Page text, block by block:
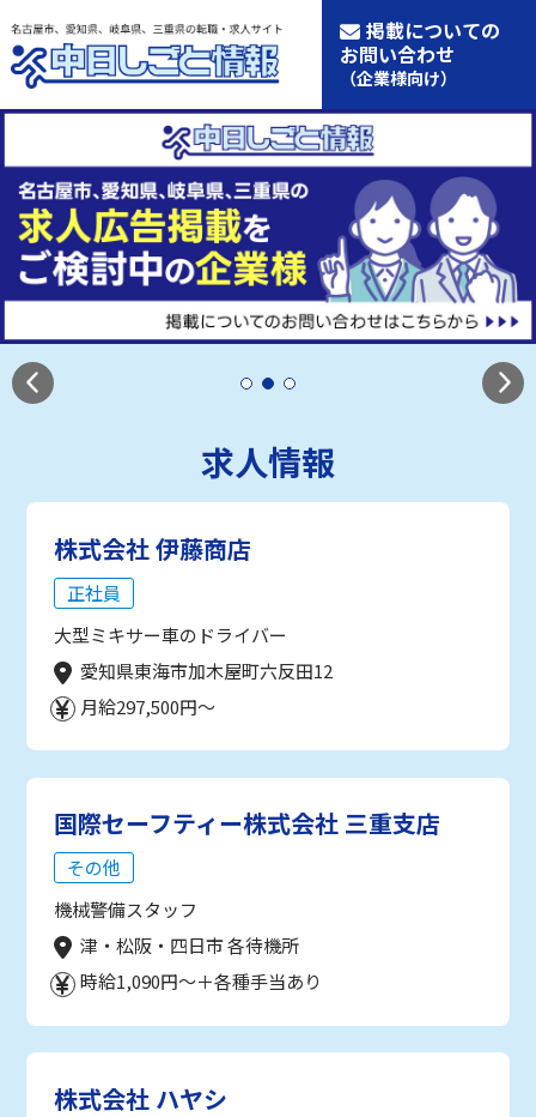
掲載についての
お問い合わせ
（企業様向け）
求人情報
株式会社 伊藤商店
正社員
大型ミキサー車のドライバー
愛知県東海市加木屋町六反田12
月給297,500円～
国際セーフティー株式会社 三重支店
その他
機械警備スタッフ
津・松阪・四日市 各待機所
時給1,090円～＋各種手当あり
株式会社 ハヤシ